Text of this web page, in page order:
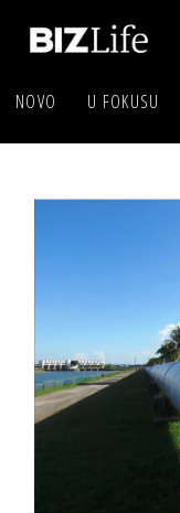
NOVO U FOKUSU